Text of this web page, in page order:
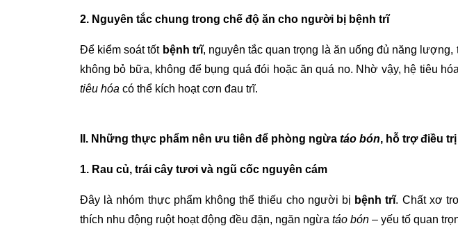
2. Nguyên tắc chung trong chế độ ăn cho người bị bệnh trĩ
Để kiểm soát tốt bệnh trĩ, nguyên tắc quan trọng là ăn uống đủ năng
không bỏ bữa, không để bụng quá đói hoặc ăn quá no. Nhờ vậy, hệ tiêu
tiêu hóa có thể kích hoạt cơn đau trĩ.
II. Những thực phẩm nên ưu tiên để phòng ngừa táo bón, hỗ trợ điều trị
1. Rau củ, trái cây tươi và ngũ cốc nguyên cám
Đây là nhóm thực phẩm không thể thiếu cho người bị bệnh trĩ. Chất xơ
thích nhu động ruột hoạt động đều đặn, ngăn ngừa táo bón – yếu tố quan